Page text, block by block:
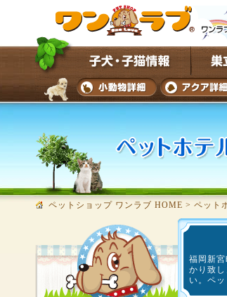
ペットショップ ワンラブ HOME > ペット
福岡新
かり致
い。ペ